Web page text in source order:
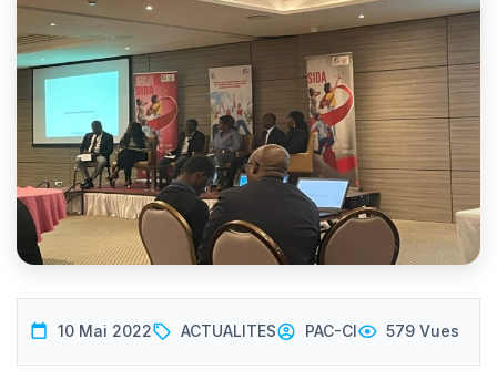
10 Mai 2022 ACTUALITES PAC-CI 579 Vues